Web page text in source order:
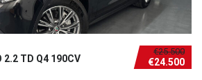
€25.500
€24.500
2.2 TD Q4 190CV